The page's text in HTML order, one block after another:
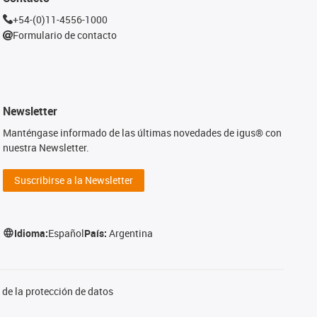
+54-(0)11-4556-1000
Formulario de contacto
Newsletter
Manténgase informado de las últimas novedades de igus® con
nuestra Newsletter.
Suscribirse a la Newsletter
Idioma:EspañolPaís:Argentina
la protección de datos